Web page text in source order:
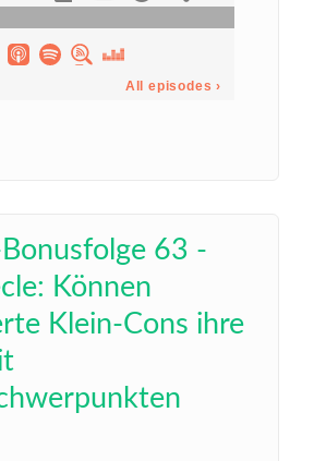
Bonusfolge 63 -
Können
Klein-Cons ihre